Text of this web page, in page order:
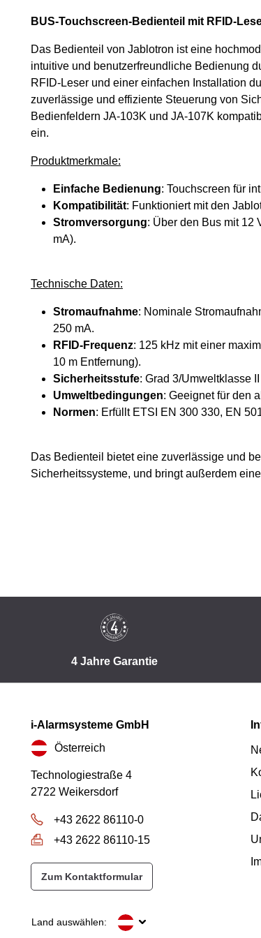
BUS-Touchscreen-Bedienteil mit RFID-
Das Bedienteil von Jablotron ist eine
intuitive und benutzerfreundliche Bedienung
RFID-Leser und einer einfachen Installation
zuverlässige und effiziente Steuerung von
Bedienfeldern JA-103K und JA-107K
ein.
Produktmerkmale:
Einfache Bedienung: Touchscreen für
Kompatibilität: Funktioniert mit den
Stromversorgung: Über den Bus mit 12
mA).
Technische Daten:
Stromaufnahme: Nominale
250 mA.
RFID-Frequenz: 125 kHz mit einer
10 m Entfernung).
Sicherheitsstufe: Grad 3/Umweltklasse
Umweltbedingungen: Geeignet für den
Normen: Erfüllt ETSI EN 300 330, EN
Das Bedienteil bietet eine zuverlässige und
Sicherheitssysteme, und bringt außerdem
4 Jahre Garantie
i-Alarmsysteme GmbH
Österreich
Technologiestraße 4
2722 Weikersdorf
+43 2622 86110-0
+43 2622 86110-15
Zum Kontaktformular
Land auswählen: